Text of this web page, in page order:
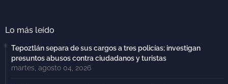
Lo más leído
Tepoztlán separa de sus cargos a tres policías; investigan
presuntos abusos contra ciudadanos y turistas
martes, agosto 04, 2026